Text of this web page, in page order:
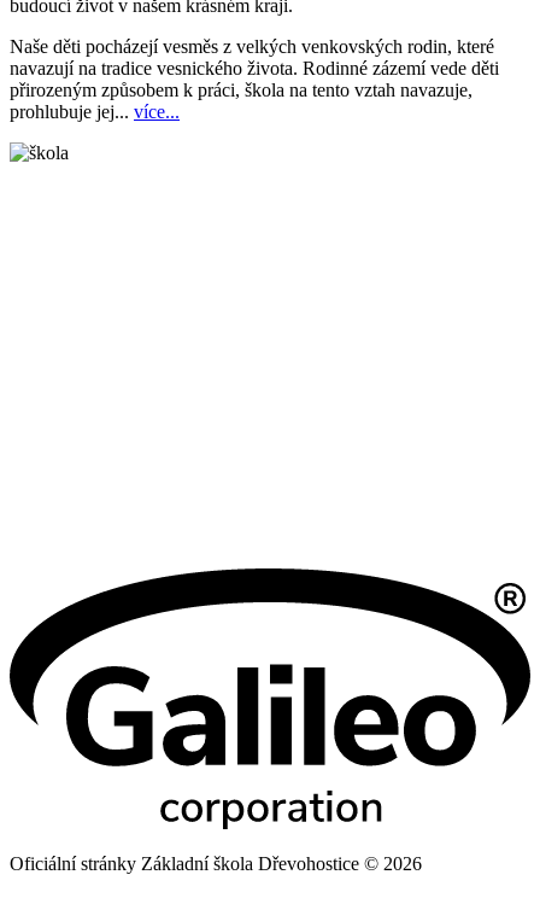
budoucí život v našem krásném kraji.
Naše děti pocházejí vesměs z velkých venkovských rodin, které
navazují na tradice vesnického života. Rodinné zázemí vede děti
přirozeným způsobem k práci, škola na tento vztah navazuje,
prohlubuje jej... více...
Oficiální stránky Základní škola Dřevohostice © 2026